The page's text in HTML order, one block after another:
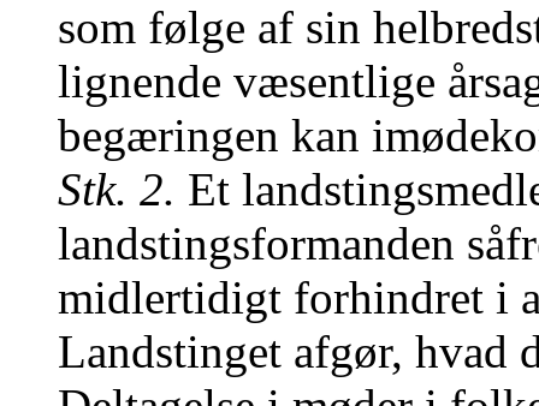
som følge af sin
lignende væsentlige
begæringen kan
Stk. 2. Et
landstingsformanden
midlertidigt forhindret i
Landstinget afgør, hvad